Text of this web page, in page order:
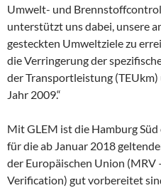
Umwelt- und
unterstützt uns dabei, unsere
gesteckten Umweltziele zu
die Verringerung der
der Transportleistung
Jahr 2009.“
Mit GLEM ist die Hamburg
für die ab Januar 2018
der Europäischen Union (MRV
Verification) gut vorbereitet